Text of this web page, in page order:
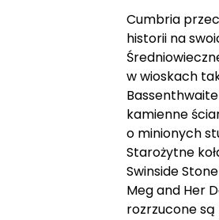
Cumbria
historii na
w wioskach
kamienne
o minionych
Starożytne
Swinside
Meg and Her
rozrzucone są